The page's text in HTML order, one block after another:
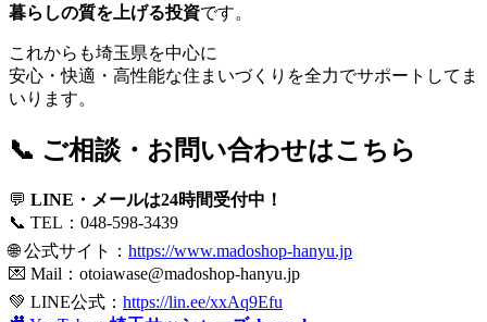
暮らしの質を上げる投資です。
これからも埼玉県を中心に
安心・快適・高性能な住まいづくりを全力でサポートしてま
いります。
📞 ご相談・お問い合わせはこちら
💬 LINE・メールは24時間受付中！
📞 TEL：048-598-3439
🌐 公式サイト： https://www.madoshop-hanyu.jp
💌 Mail： otoiawase@madoshop-hanyu.jp
💚 LINE公式： https://lin.ee/xxAq9Efu